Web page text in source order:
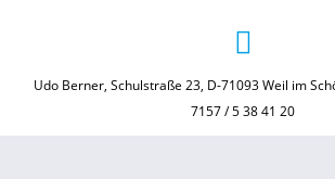
Udo Berner, Schulstraße 23, D-71093 Weil im
7157 / 5 38 41 20